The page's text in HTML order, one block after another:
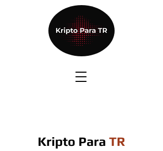
Kripto Para TR